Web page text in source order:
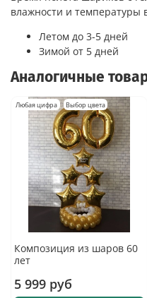
влажности и температуры
Летом до 3-5 дней
Зимой от 5 дней
Аналогичные
Любая цифра Выбор цвета
Композиция из шаров 60
лет
5 999 руб